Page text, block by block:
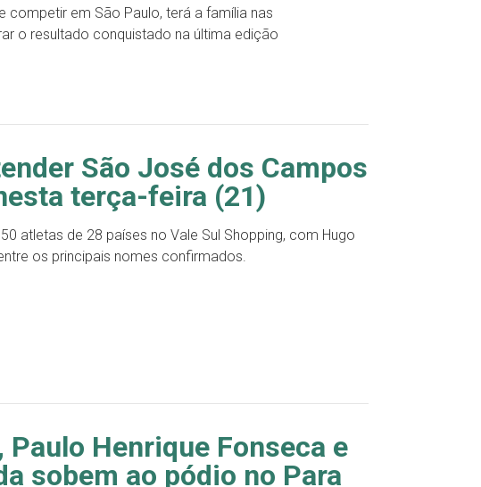
competir em São Paulo, terá a família nas
o resultado conquistado na última edição
São José dos Campos
terça-feira (21)
atletas de 28 países no Vale Sul Shopping, com Hugo
os principais nomes confirmados.
Paulo Henrique Fonseca e
sobem ao pódio no Para